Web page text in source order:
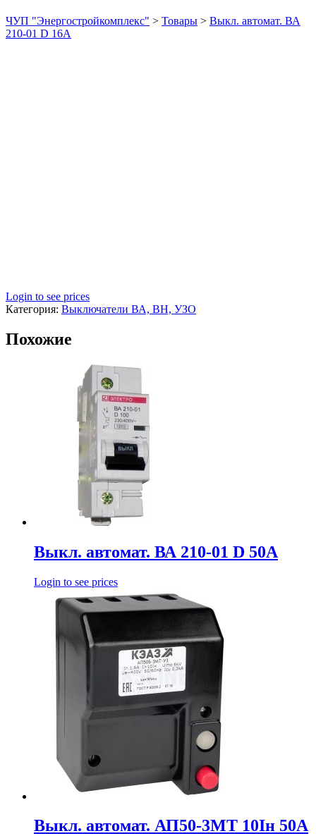
ЧУП "Энергостройкомплекс" > Товары > Выкл. автомат. ВА
210-01 D 16А
Login to see prices
Категория: Выключатели ВА, ВН, УЗО
Похожие
Выкл. автомат. ВА 210-01 D 50А
Login to see prices
Выкл. автомат. АП50-3МТ 10Iн 50А